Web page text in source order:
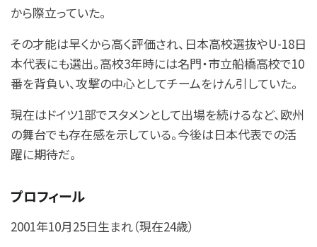
から際立っていた。
その才能は早くから高く評価され、日本高校選抜やU-18日
本代表にも選出。高校3年時には名門・市立船橋高校で10
番を背負い、攻撃の中心としてチームをけん引していた。
現在はドイツ1部でスタメンとして出場を続けるなど、欧州
の舞台でも存在感を示している。今後は日本代表での活
躍に期待だ。
プロフィール
2001年10月25日生まれ（現在24歳）